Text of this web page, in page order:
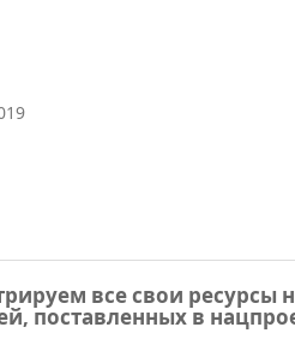
все свои ресурсы
поставленных в